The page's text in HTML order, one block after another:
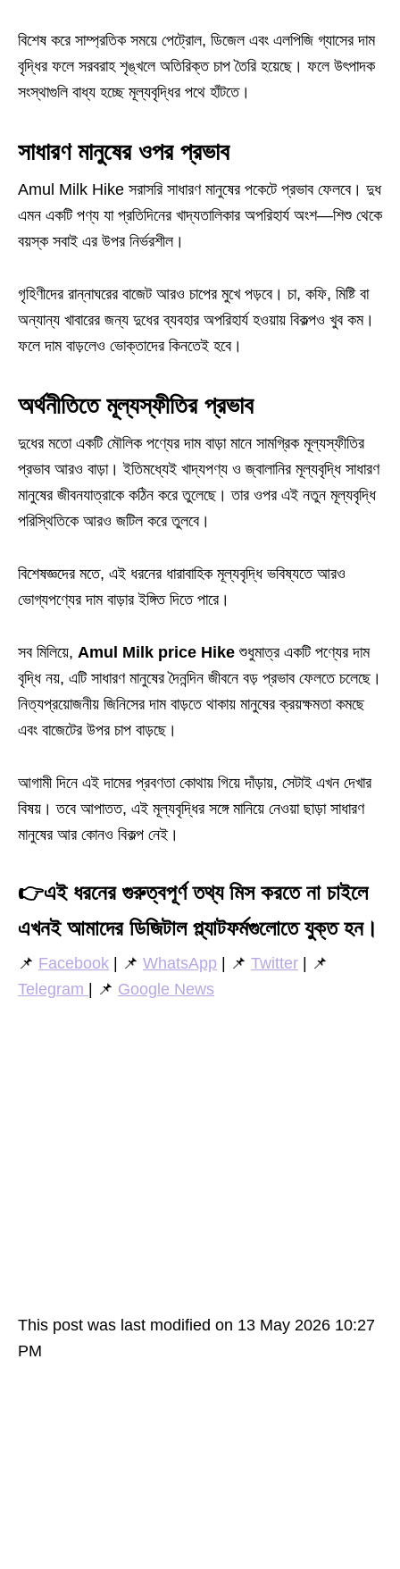
বিশেষ করে সাম্প্রতিক সময়ে পেট্রোল, ডিজেল এবং এলপিজি গ্যাসের দাম
বৃদ্ধির ফলে সরবরাহ শৃঙ্খলে অতিরিক্ত চাপ তৈরি হয়েছে। ফলে উৎপাদক
সংস্থাগুলি বাধ্য হচ্ছে মূল্যবৃদ্ধির পথে হাঁটতে।
সাধারণ মানুষের ওপর প্রভাব
Amul Milk Hike সরাসরি সাধারণ মানুষের পকেটে প্রভাব ফেলবে। দুধ
এমন একটি পণ্য যা প্রতিদিনের খাদ্যতালিকার অপরিহার্য অংশ—শিশু থেকে
বয়স্ক সবাই এর উপর নির্ভরশীল।
গৃহিণীদের রান্নাঘরের বাজেট আরও চাপের মুখে পড়বে। চা, কফি, মিষ্টি বা
অন্যান্য খাবারের জন্য দুধের ব্যবহার অপরিহার্য হওয়ায় বিকল্পও খুব কম।
ফলে দাম বাড়লেও ভোক্তাদের কিনতেই হবে।
অর্থনীতিতে মূল্যস্ফীতির প্রভাব
দুধের মতো একটি মৌলিক পণ্যের দাম বাড়া মানে সামগ্রিক মূল্যস্ফীতির
প্রভাব আরও বাড়া। ইতিমধ্যেই খাদ্যপণ্য ও জ্বালানির মূল্যবৃদ্ধি সাধারণ
মানুষের জীবনযাত্রাকে কঠিন করে তুলেছে। তার ওপর এই নতুন মূল্যবৃদ্ধি
পরিস্থিতিকে আরও জটিল করে তুলবে।
বিশেষজ্ঞদের মতে, এই ধরনের ধারাবাহিক মূল্যবৃদ্ধি ভবিষ্যতে আরও
ভোগ্যপণ্যের দাম বাড়ার ইঙ্গিত দিতে পারে।
সব মিলিয়ে, Amul Milk price Hike শুধুমাত্র একটি পণ্যের দাম
বৃদ্ধি নয়, এটি সাধারণ মানুষের দৈনন্দিন জীবনে বড় প্রভাব ফেলতে চলেছে।
নিত্যপ্রয়োজনীয় জিনিসের দাম বাড়তে থাকায় মানুষের ক্রয়ক্ষমতা কমছে
এবং বাজেটের উপর চাপ বাড়ছে।
আগামী দিনে এই দামের প্রবণতা কোথায় গিয়ে দাঁড়ায়, সেটাই এখন দেখার
বিষয়। তবে আপাতত, এই মূল্যবৃদ্ধির সঙ্গে মানিয়ে নেওয়া ছাড়া সাধারণ
মানুষের আর কোনও বিকল্প নেই।
👉এই ধরনের গুরুত্বপূর্ণ তথ্য মিস করতে না চাইলে
এখনই আমাদের ডিজিটাল প্ল্যাটফর্মগুলোতে যুক্ত হন।
📌 Facebook | 📌 WhatsApp | 📌 Twitter | 📌
Telegram
| 📌 Google News
This post was last modified on 13 May 2026 10:27
PM